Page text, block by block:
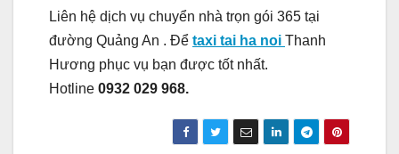
Liên hệ dịch vụ chuyển nhà trọn gói 365 tại
đường Quảng An . Để taxi tai ha noi Thanh
Hương phục vụ bạn được tốt nhất.
Hotline 0932 029 968.